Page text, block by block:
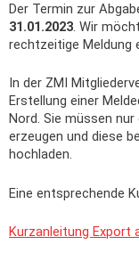
Der Termin zur
31.01.2023. Wir
rechtzeitige Meldung
In der ZMI
Erstellung einer
Nord. Sie müssen
erzeugen und diese
hochladen.
Eine entsprechende
Kurzanleitung Export